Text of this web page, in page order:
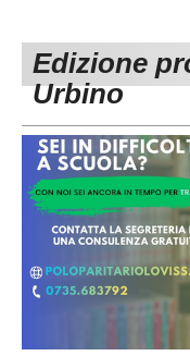
1^ CATEGORIA
3^ CATEGORIA
GIOVANILI
Edizione
Urbino